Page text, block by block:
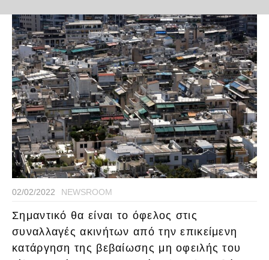
02/02/2022 NEWSROOM
Σημαντικό θα είναι το όφελος στις
συναλλαγές ακινήτων από την επικείμενη
κατάργηση της βεβαίωσης μη οφειλής του